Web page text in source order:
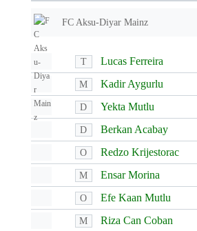
FC Aksu-Diyar Mainz
T Lucas Ferreira
M Kadir Aygurlu
D Yekta Mutlu
D Berkan Acabay
O Redzo Krijestorac
M Ensar Morina
O Efe Kaan Mutlu
M Riza Can Coban